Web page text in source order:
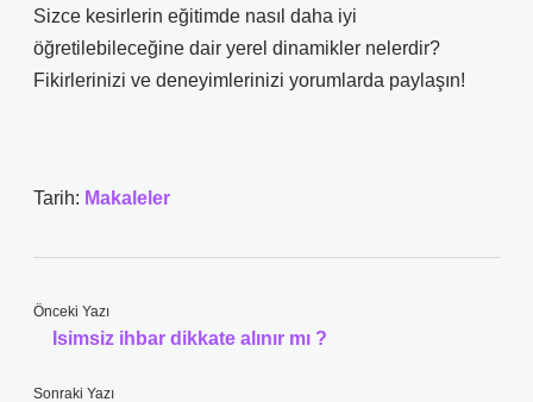
Sizce kesirlerin eğitimde nasıl daha iyi
öğretilebileceğine dair yerel dinamikler nelerdir?
Fikirlerinizi ve deneyimlerinizi yorumlarda paylaşın!
Tarih: Makaleler
Önceki Yazı
Isimsiz ihbar dikkate alınır mı ?
Sonraki Yazı